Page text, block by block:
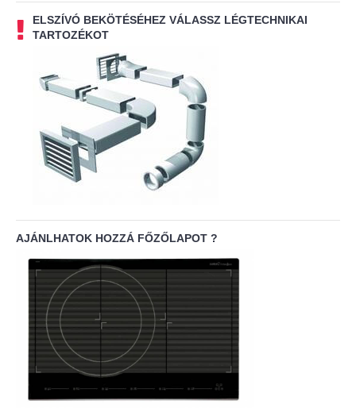
ELSZÍVÓ BEKÖTÉSÉHEZ VÁLASSZ LÉGTECHNIKAI
TARTOZÉKOT
AJÁNLHATOK HOZZÁ FŐZŐLAPOT ?